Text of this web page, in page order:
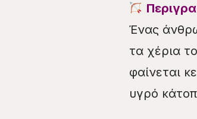
Ένας
τα χέρια
φαίνεται
υγρό